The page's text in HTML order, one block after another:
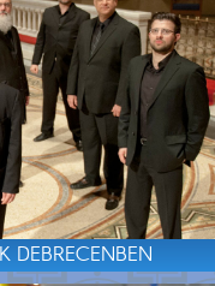
DEBRECENBEN